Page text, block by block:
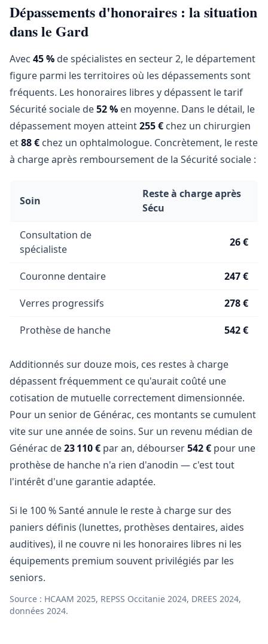
Dépassements d'honoraires : la situation
dans le Gard
Avec 45 % de spécialistes en secteur 2, le département
figure parmi les territoires où les dépassements sont
fréquents. Les honoraires libres y dépassent le tarif
Sécurité sociale de52 % en moyenne. Dans le détail, le
dépassement moyen atteint255 € chez un chirurgien
et88 € chez un ophtalmologue. Concrètement, le reste
à charge après remboursement de la Sécurité sociale :
Soin
Reste à charge après
Sécu
Consultation de
spécialiste
26 €
Couronne dentaire 247 €
Verres progressifs 278 €
Prothèse de hanche 542 €
Additionnés sur douze mois, ces restes à charge
dépassent fréquemment ce qu'aurait coûté une
cotisation de mutuelle correctement dimensionnée.
Pour un senior de Générac, ces montants se cumulent
vite sur une année de soins. Sur un revenu médian de
Générac de23 110 € par an, débourser542 € pour une
prothèse de hanche n'a rien d'anodin — c'est tout
l'intérêt d'une garantie adaptée.
Si le 100 % Santé annule le reste à charge sur des
paniers définis (lunettes, prothèses dentaires, aides
auditives), il ne couvre ni les honoraires libres ni les
équipements premium souvent privilégiés par les
seniors.
Source : HCAAM 2025, REPSS Occitanie 2024, DREES 2024,
données 2024.